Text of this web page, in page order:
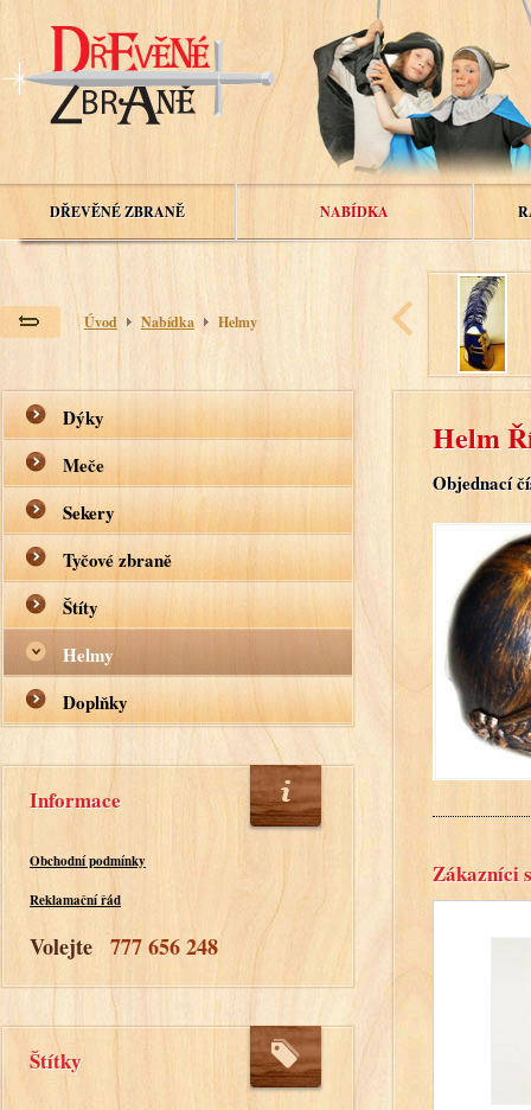
DŘEVĚNÉ ZBRANĚ NABÍDKA
Úvod Nabídka Helmy
Dýky
Meče
Sekery
Tyčové zbraně
Štíty
Helmy
Doplňky
Informace
Obchodní podmínky
Reklamační řád
Volejte 777 656 248
Štítky
Helm
Objednací
Zákazníci